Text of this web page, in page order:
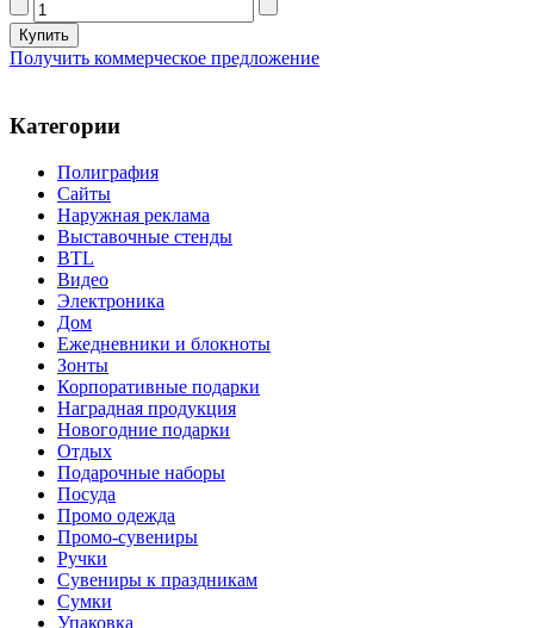
Получить коммерческое предложение
Категории
Полиграфия
Сайты
Наружная реклама
Выставочные стенды
BTL
Видео
Электроника
Дом
Ежедневники и блокноты
Зонты
Корпоративные подарки
Наградная продукция
Новогодние подарки
Отдых
Подарочные наборы
Посуда
Промо одежда
Промо-сувениры
Ручки
Сувениры к праздникам
Сумки
Упаковка